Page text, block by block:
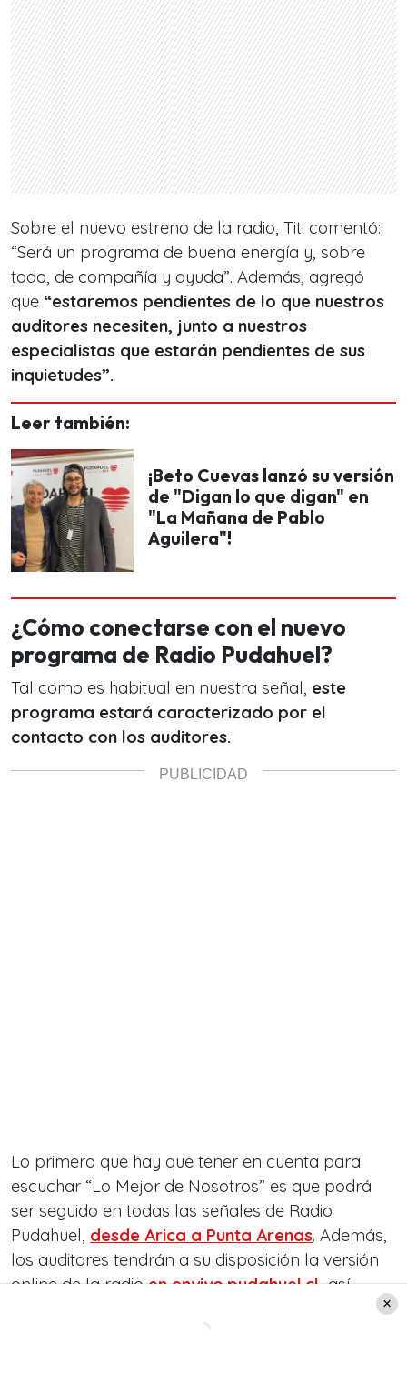
Sobre el nuevo estreno de la radio, Titi comentó:
“Será un programa de buena energía y, sobre
todo, de compañía y ayuda”. Además, agregó
que “estaremos pendientes de lo que nuestros
auditores necesiten, junto a nuestros
especialistas que estarán pendientes de sus
inquietudes”.
Leer también:
¡Beto Cuevas lanzó su versión
de "Digan lo que digan" en
"La Mañana de Pablo
Aguilera"!
¿Cómo conectarse con el nuevo
programa de Radio Pudahuel?
Tal como es habitual en nuestra señal, este
programa estará caracterizado por el
contacto con los auditores.
Lo primero que hay que tener en cuenta para
escuchar “Lo Mejor de Nosotros” es que podrá
ser seguido en todas las señales de Radio
Pudahuel, desde Arica a Punta Arenas. Además,
los auditores tendrán a su disposición la versión
online de la radioen envivo.pudahuel.cl,así
como también la APP que está en Play Store y en